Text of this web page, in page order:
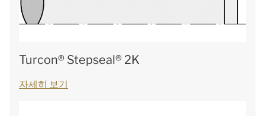
Turcon® Stepseal® 2K
자세히 보기